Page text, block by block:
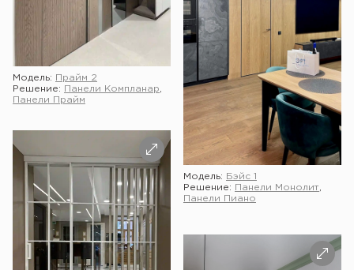
Модель:
Прайм 2
Решение:
Панели Компланар
Панели Прайм
Модель:
Бэйс 1
Решение:
Панели Монолит
Панели Пиано